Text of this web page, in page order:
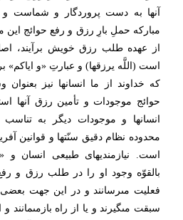
آنها به دست پروردگار و شماست
مباركه حملِ بارِ رزق و رفع حوائج این
از عهده طلب رزق خویش برآیند،
است (اللَّه یرزقها) و عبارتِ «و ایاكم»
كه خداوند از ما انسانها نیز
حوائج موجودات و تأمین رزق آنها
انسانها و موجودات دیگر به
محدوده نظام دقیق سنّتها و قوانین
بالقوّه وجود او را در طلب رزق و
فعلیت مى‏رسانند و در این جهت بعضى
سبقت مى‏گیرند و یا از راه بازمى‏مانند و